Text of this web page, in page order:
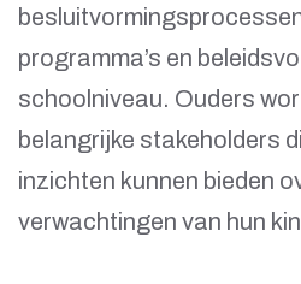
programma’s en
schoolniveau. Ouders
belangrijke stakeholders
inzichten kunnen bieden
verwachtingen van hun